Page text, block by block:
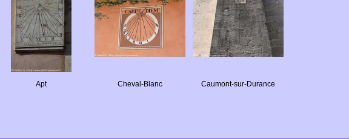
Apt Cheval-Blanc Caumont-sur-Durance